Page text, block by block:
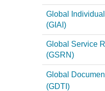
Global
(GIAI)
Global Service
(GSRN)
Global
(GDTI)